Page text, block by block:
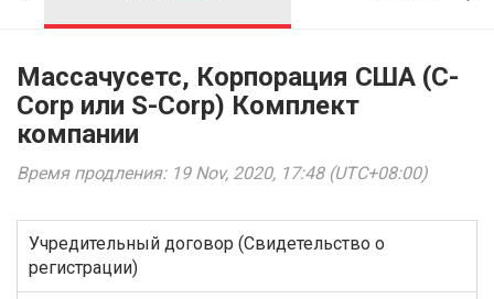
Массачусетс, Корпорация США (C-
Corp или S-Corp) Комплект
компании
Время продления: 19 Nov, 2020, 17:48 (UTC+08:00)
Учредительный договор (Свидетельство о
регистрации)